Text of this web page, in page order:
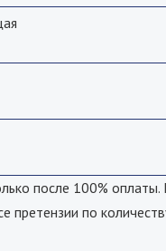
после 100% оплаты.
по